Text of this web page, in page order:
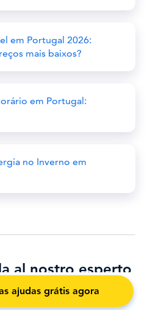
em Portugal 2026:
mais baixos?
em Portugal:
no Inverno em
al nostro esperto
ajudas grátis agora